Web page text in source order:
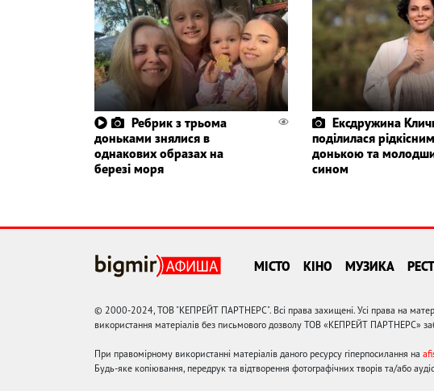
Ребрик з трьома
доньками знялися в
однакових образах на
березі моря
Ексдружина
поділилася
донькою та
сином
МІСТО КІНО МУЗИКА
© 2000-2024, ТОВ "КЕПРЕЙТ ПАРТНЕРС". Всі права захищені. Усі права на
використання матеріалів без письмового дозволу ТОВ «КЕПРЕЙТ ПАРТНЕРС»
При правомірному використанні матеріалів даного ресурсу гіперпосилання на
Будь-яке копіювання, передрук та відтворення фотографічних творів та/або